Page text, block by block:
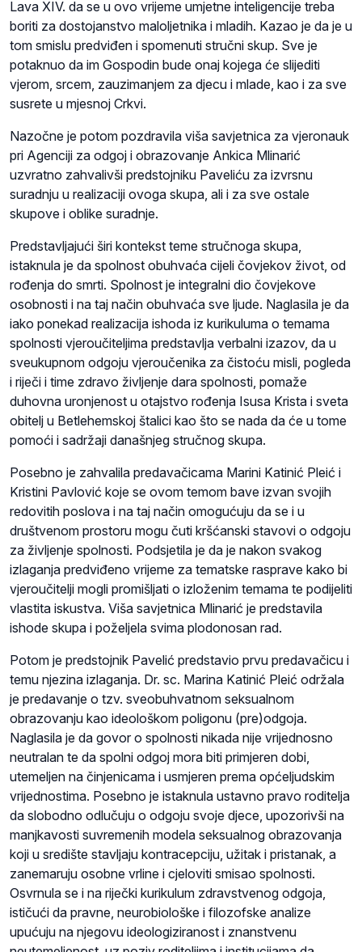
Lava XIV. da se u ovo vrijeme umjetne inteligencije treba
boriti za dostojanstvo maloljetnika i mladih. Kazao je da je u
tom smislu predviđen i spomenuti stručni skup. Sve je
potaknuo da im Gospodin bude onaj kojega će slijediti
vjerom, srcem, zauzimanjem za djecu i mlade, kao i za sve
susrete u mjesnoj Crkvi.
Nazočne je potom pozdravila viša savjetnica za vjeronauk
pri Agenciji za odgoj i obrazovanje Ankica Mlinarić
uzvratno zahvalivši predstojniku Paveliću za izvrsnu
suradnju u realizaciji ovoga skupa, ali i za sve ostale
skupove i oblike suradnje.
Predstavljajući širi kontekst teme stručnoga skupa,
istaknula je da spolnost obuhvaća cijeli čovjekov život, od
rođenja do smrti. Spolnost je integralni dio čovjekove
osobnosti i na taj način obuhvaća sve ljude. Naglasila je da
iako ponekad realizacija ishoda iz kurikuluma o temama
spolnosti vjeroučiteljima predstavlja verbalni izazov, da u
sveukupnom odgoju vjeroučenika za čistoću misli, pogleda
i riječi i time zdravo življenje dara spolnosti, pomaže
duhovna uronjenost u otajstvo rođenja Isusa Krista i sveta
obitelj u Betlehemskoj štalici kao što se nada da će u tome
pomoći i sadržaji današnjeg stručnog skupa.
Posebno je zahvalila predavačicama Marini Katinić Pleić i
Kristini Pavlović koje se ovom temom bave izvan svojih
redovitih poslova i na taj način omogućuju da se i u
društvenom prostoru mogu čuti kršćanski stavovi o odgoju
za življenje spolnosti. Podsjetila je da je nakon svakog
izlaganja predviđeno vrijeme za tematske rasprave kako bi
vjeroučitelji mogli promišljati o izloženim temama te podijeliti
vlastita iskustva. Viša savjetnica Mlinarić je predstavila
ishode skupa i poželjela svima plodonosan rad.
Potom je predstojnik Pavelić predstavio prvu predavačicu i
temu njezina izlaganja. Dr. sc. Marina Katinić Pleić održala
je predavanje o tzv. sveobuhvatnom seksualnom
obrazovanju kao ideološkom poligonu (pre)odgoja.
Naglasila je da govor o spolnosti nikada nije vrijednosno
neutralan te da spolni odgoj mora biti primjeren dobi,
utemeljen na činjenicama i usmjeren prema općeljudskim
vrijednostima. Posebno je istaknula ustavno pravo roditelja
da slobodno odlučuju o odgoju svoje djece, upozorivši na
manjkavosti suvremenih modela seksualnog obrazovanja
koji u središte stavljaju kontracepciju, užitak i pristanak, a
zanemaruju osobne vrline i cjeloviti smisao spolnosti.
Osvrnula se i na riječki kurikulum zdravstvenog odgoja,
ističući da pravne, neurobiološke i filozofske analize
upućuju na njegovu ideologiziranost i znanstvenu